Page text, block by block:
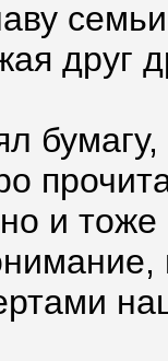
друг
и